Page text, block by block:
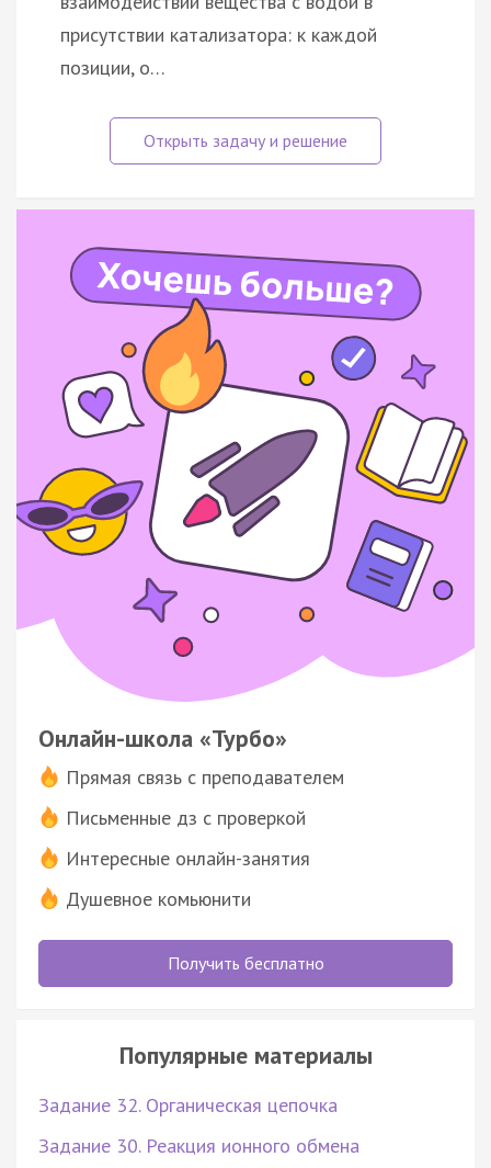
присутствии катализатора: к каждой
позиции, о…
Онлайн-школа «Турбо»
Прямая связь с преподавателем
Письменные дз с проверкой
Интересные онлайн-занятия
Душевное комьюнити
Получить бесплатно
Популярные материалы
Задание 32. Органическая цепочка
Задание 30. Реакция ионного обмена